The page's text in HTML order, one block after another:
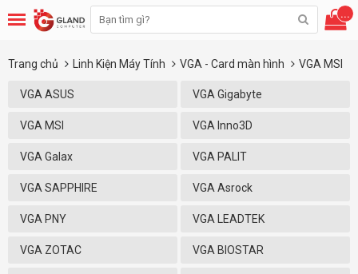
...
Trang chủ Linh Kiện Máy Tính VGA - Card màn hình VGA MSI
VGA ASUS VGA Gigabyte
VGA MSI VGA Inno3D
VGA Galax VGA PALIT
VGA SAPPHIRE VGA Asrock
VGA PNY VGA LEADTEK
VGA ZOTAC VGA BIOSTAR